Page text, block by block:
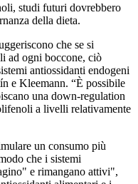
studi futuri dovrebbero
della dieta.
che se si
ad ogni boccone, ciò
antiossidanti endogeni
e Kleemann. “È possibile
una down-regulation
a livelli relativamente
un consumo più
che i sistemi
e rimangano attivi",